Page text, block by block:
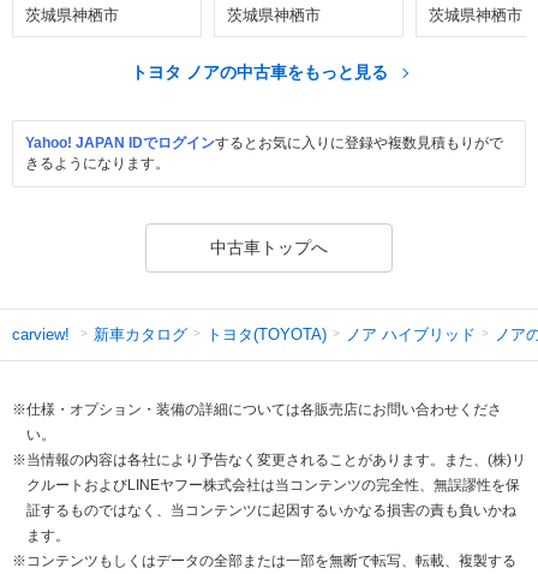
茨城県神栖市 茨城県神栖市 茨城県神栖市
トヨタ ノアの中古車をもっと見る
Yahoo! JAPAN IDでログインするとお気に入りに登録や複数見積もりがで
きるようになります。
中古車トップへ
carview! 新車カタログ トヨタ(TOYOTA) ノア ハイブリッド ノア
※仕様・オプション・装備の詳細については各販売店にお問い合わせくださ
い。
※当情報の内容は各社により予告なく変更されることがあります。また、(株)リ
クルートおよびLINEヤフー株式会社は当コンテンツの完全性、無誤謬性を保
証するものではなく、当コンテンツに起因するいかなる損害の責も負いかね
ます。
※コンテンツもしくはデータの全部または一部を無断で転写、転載、複製する